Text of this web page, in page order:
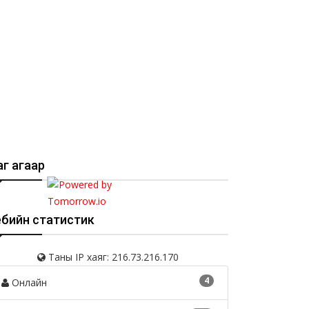
агаар
статистик
Таны IP хаяг: 216.73.216.170
4
Онлайн